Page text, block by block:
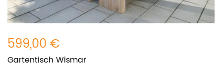
599,00 €
Gartentisch Wismar